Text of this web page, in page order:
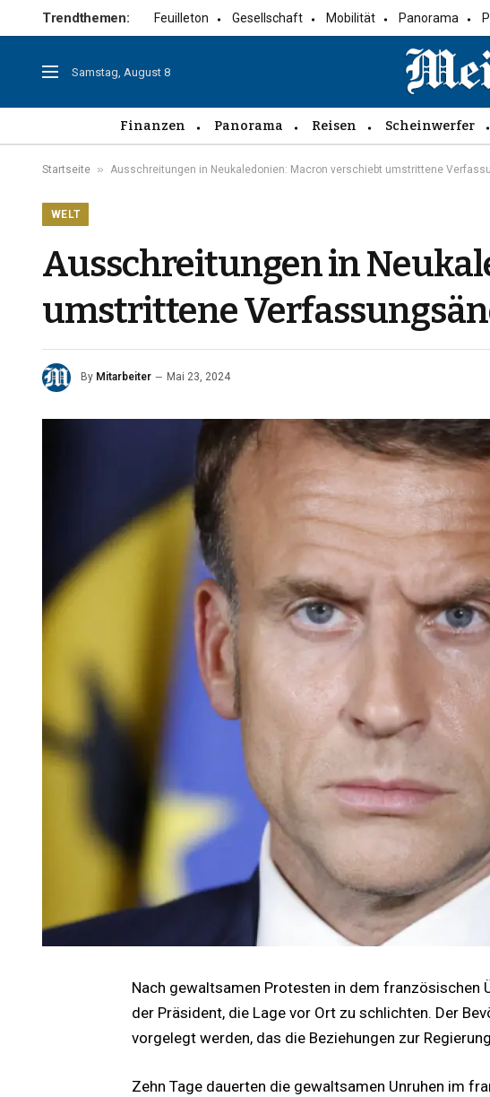
Trendthemen: Feuilleton Gesellschaft Mobilität Panorama
Samstag, August 8
Finanzen Panorama Reisen Scheinwerfer
Startseite » Ausschreitungen in Neukaledonien: Macron verschiebt umstrittene
WELT
Ausschreitungen in
umstrittene
By Mitarbeiter Mai 23, 2024
Nach gewaltsamen Protesten in dem französischen
der Präsident, die Lage vor Ort zu schlichten. Der
vorgelegt werden, das die Beziehungen zur
Zehn Tage dauerten die gewaltsamen Unruhen im